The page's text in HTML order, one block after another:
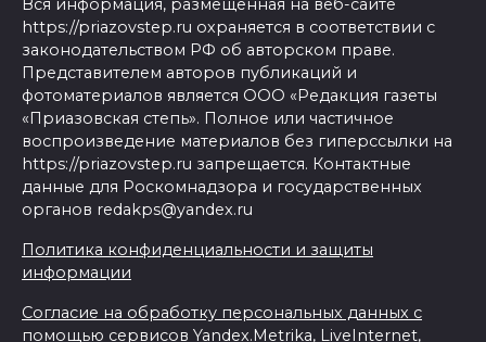
Вся информация, размещенная на веб-сайте
https://priazovstep.ru охраняется в соответствии с
законодательством РФ об авторском праве.
Представителем авторов публикаций и
фотоматериалов является ООО «Редакция газеты
«Приазовская степь». Полное или частичное
воспроизведение материалов без гиперссылки на
https://priazovstep.ru запрещается. Контактные
данные для Роскомнадзора и государственных
органов redakps@yandex.ru
Политика конфиденциальности и защиты
информации
Согласие на обработку персональных данных с
помощью сервисов Yandex.Metrika, LiveInternet,